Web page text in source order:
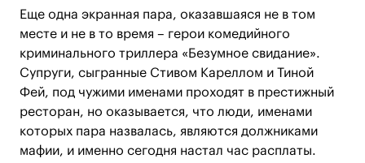
Еще одна экранная пара, оказавшаяся не в том
месте и не в то время – герои комедийного
криминального триллера «Безумное свидание».
Супруги, сыгранные Стивом Кареллом и Тиной
Фей, под чужими именами проходят в престижный
ресторан, но оказывается, что люди, именами
которых пара назвалась, являются должниками
мафии, и именно сегодня настал час расплаты.